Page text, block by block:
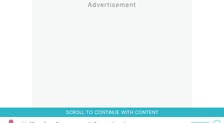
SCROLL TO CONTINUE WITH CONTENT